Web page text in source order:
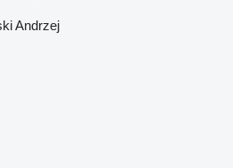
Andrzej